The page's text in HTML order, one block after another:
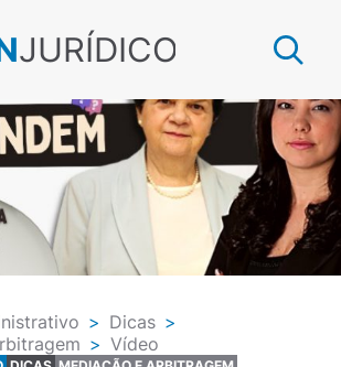
JURÍDICO
> Dicas >
> Vídeo